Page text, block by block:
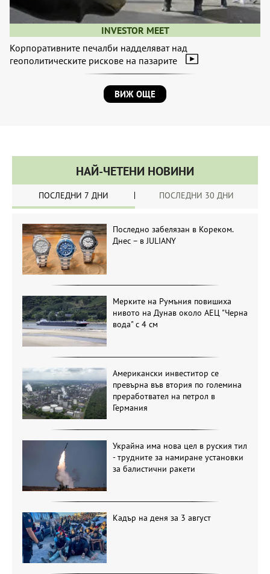
INVESTOR MEET
Корпоративните печалби надделяват над
геополитическите рискове на пазарите
ВИЖ ОЩЕ
НАЙ-ЧЕТЕНИ НОВИНИ
ПОСЛЕДНИ 7 ДНИ ПОСЛЕДНИ 30 ДНИ
Последно забелязан в Кореком.
Днес – в JULIANY
Мерките на Румъния повишиха
нивото на Дунав около АЕЦ "Черна
вода" с 4 см
Американски инвеститор се
превърна във втория по големина
преработвател на петрол в
Германия
Украйна има нова цел в руския тил
- трудните за намиране установки
за балистични ракети
Кадър на деня за 3 август